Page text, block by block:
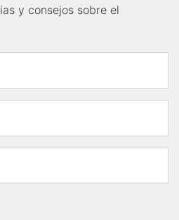
y consejos sobre el